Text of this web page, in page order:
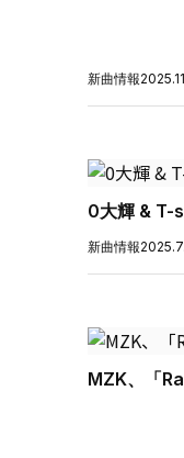
新曲情報
0大輝 & T-
新曲情報
MZK、「